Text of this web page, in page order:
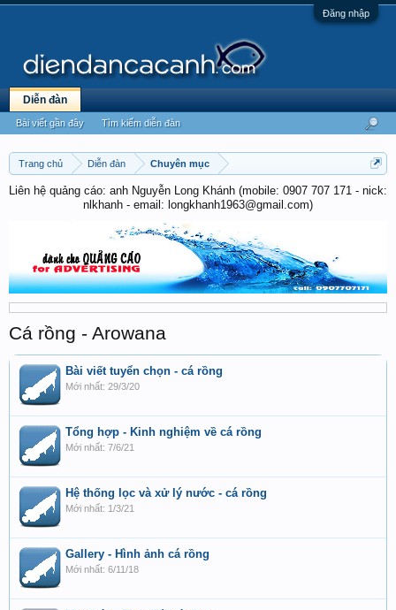
Đăng nhập
Trang chủ Diễn đàn Chuyên mục
Liên hệ quảng cáo: anh Nguyễn Long Khánh (mobile: 0907 707 171 - nick:
nlkhanh - email: longkhanh1963@gmail.com)
Cá rồng - Arowana
Bài viết tuyển chọn - cá rồng
29/3/20
Tổng hợp - Kinh nghiệm về cá rồng
7/6/21
Hệ thống lọc và xử lý nước - cá rồng
1/3/21
Gallery - Hình ảnh cá rồng
6/11/18
Diễn đàn
Bài viết gần đây Tìm kiếm diễn đàn